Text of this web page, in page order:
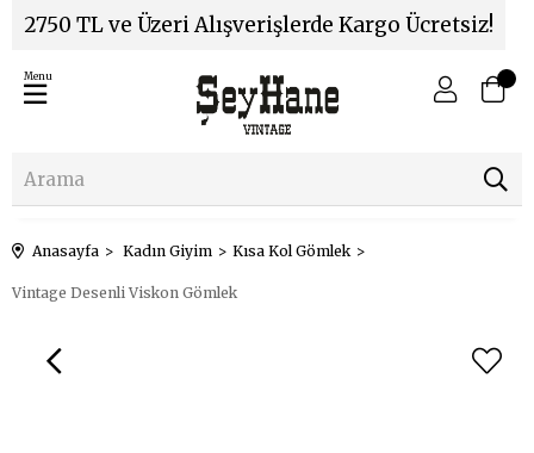
2750 TL ve Üzeri Alışverişlerde Kargo Ücretsiz!
Menu
Anasayfa Kadın Giyim Kısa Kol Gömlek
Vintage Desenli Viskon Gömlek